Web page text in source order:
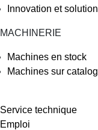
Innovation et
MACHINERIE
Machines en stock
Machines sur
Service technique
Emploi